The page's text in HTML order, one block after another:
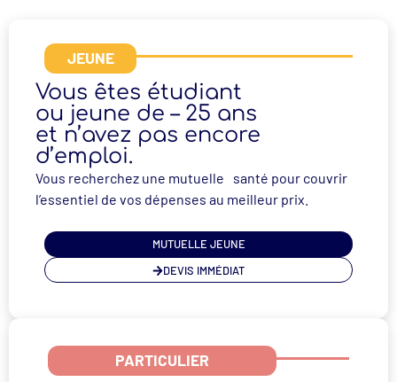
JEUNE
Vous êtes étudiant
ou jeune de – 25 ans
et n’avez pas encore
d’emploi.
Vous recherchez une mutuelle santé pour couvrir
l’essentiel de vos dépenses au meilleur prix.
MUTUELLE JEUNE
DEVIS IMMÉDIAT
PARTICULIER